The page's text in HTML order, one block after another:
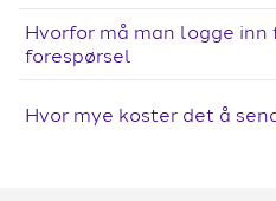
Hvorfor må man logge inn
forespørsel
Hvor mye koster det å